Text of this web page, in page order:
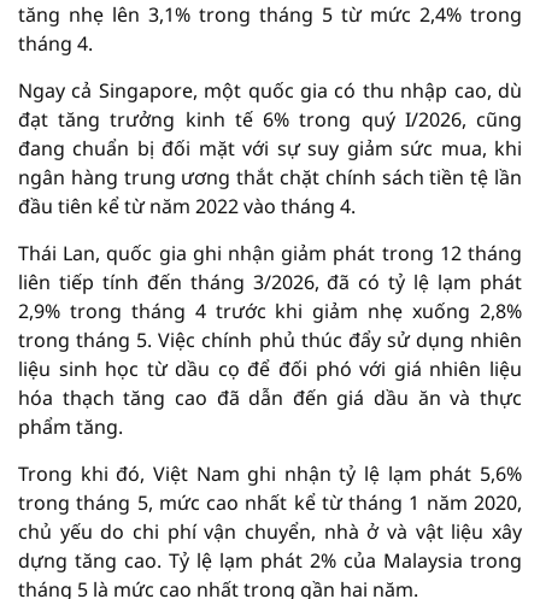
tăng nhẹ lên 3,1% trong tháng 5 từ mức 2,4% trong
tháng 4.
Ngay cả Singapore, một quốc gia có thu nhập cao, dù
đạt tăng trưởng kinh tế 6% trong quý I/2026, cũng
đang chuẩn bị đối mặt với sự suy giảm sức mua, khi
ngân hàng trung ương thắt chặt chính sách tiền tệ lần
đầu tiên kể từ năm 2022 vào tháng 4.
Thái Lan, quốc gia ghi nhận giảm phát trong 12 tháng
liên tiếp tính đến tháng 3/2026, đã có tỷ lệ lạm phát
2,9% trong tháng 4 trước khi giảm nhẹ xuống 2,8%
trong tháng 5. Việc chính phủ thúc đẩy sử dụng nhiên
liệu sinh học từ dầu cọ để đối phó với giá nhiên liệu
hóa thạch tăng cao đã dẫn đến giá dầu ăn và thực
phẩm tăng.
Trong khi đó, Việt Nam ghi nhận tỷ lệ lạm phát 5,6%
trong tháng 5, mức cao nhất kể từ tháng 1 năm 2020,
chủ yếu do chi phí vận chuyển, nhà ở và vật liệu xây
dựng tăng cao. Tỷ lệ lạm phát 2% của Malaysia trong
tháng 5 là mức cao nhất trong gần hai năm.